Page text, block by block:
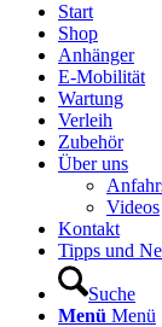
Start
Shop
Anhänger
E-Mobilität
Wartung
Verleih
Zubehör
Über uns
Videos
Kontakt
Tipps und
Suche
Menü Menü